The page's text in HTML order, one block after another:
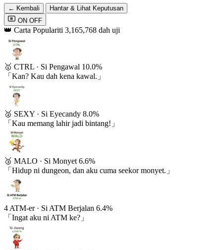
← Kembali Hantar & Lihat Keputusan
弹 ON OFF
👑 Carta Populariti 3,165,768 dah uji
🥇 CTRL · Si Pengawal 10.0%
「Kan? Kau dah kena kawal.」
🥈 SEXY · Si Eyecandy 8.0%
「Kau memang lahir jadi bintang!」
🥉 MALO · Si Monyet 6.6%
「Hidup ni dungeon, dan aku cuma seekor monyet.」
4 ATM-er · Si ATM Berjalan 6.4%
「Ingat aku ni ATM ke?」